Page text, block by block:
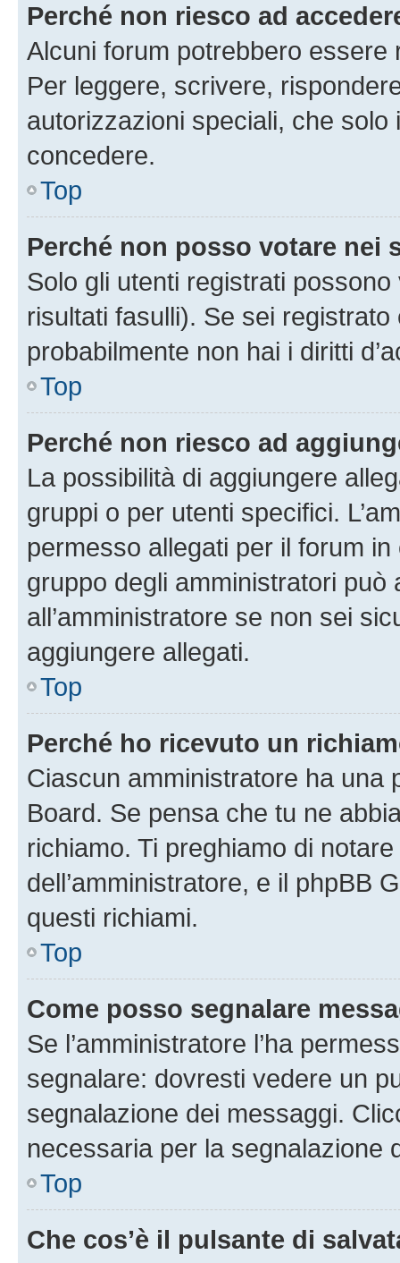
Perché non riesco ad
Alcuni forum potrebbero
Per leggere, scrivere,
autorizzazioni speciali, che solo
concedere.
Top
Perché non posso votare nei
Solo gli utenti registrati
risultati fasulli). Se sei
probabilmente non hai i diritti
Top
Perché non riesco ad
La possibilità di aggiungere
gruppi o per utenti specifici.
permesso allegati per il forum
gruppo degli amministratori può
all’amministratore se non sei
aggiungere allegati.
Top
Perché ho ricevuto un
Ciascun amministratore ha una
Board. Se pensa che tu ne
richiamo. Ti preghiamo di
dell’amministratore, e il phpBB
questi richiami.
Top
Come posso segnalare
Se l’amministratore l’ha
segnalare: dovresti vedere un
segnalazione dei messaggi.
necessaria per la segnalazione
Top
Che cos’è il pulsante di